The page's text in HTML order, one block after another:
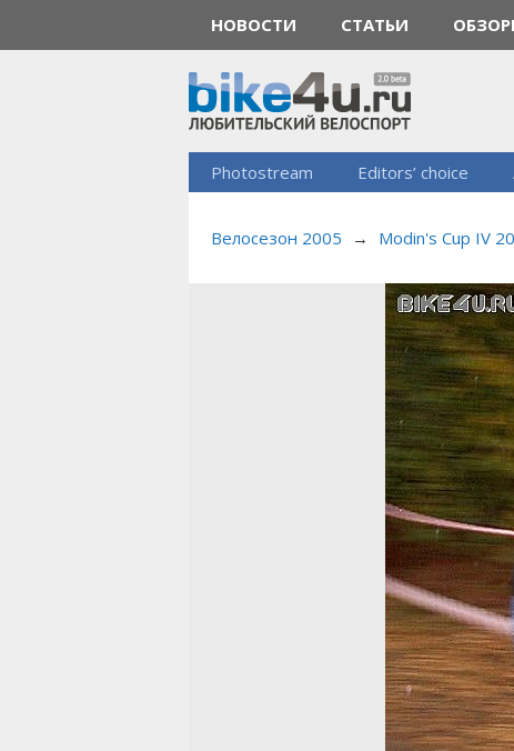
НОВОСТИ СТАТЬИ
Photostream Editors’ choice
Велосезон 2005 → Modin's Cup IV